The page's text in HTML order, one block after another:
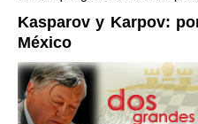
Kasparov y Karpov:
México